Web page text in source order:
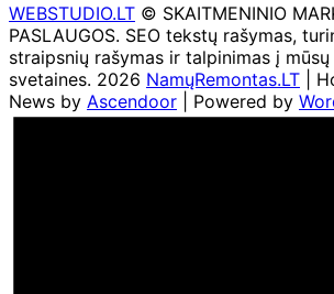
WEBSTUDIO.LT © SKAITMENINIO
PASLAUGOS. SEO tekstų rašymas,
straipsnių rašymas ir talpinimas į
svetaines. 2026 NamųRemontas.LT |
News by Ascendoor | Powered by